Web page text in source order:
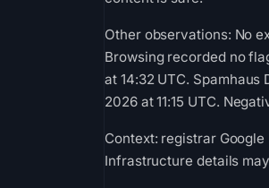
Other observations: No
Browsing recorded no
at 14:32 UTC.
2026 at 11:15 UTC.
Context: registrar Google
Infrastructure details